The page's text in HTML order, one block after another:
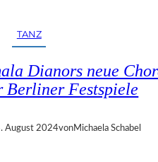
TANZ
Dianors neue
Berliner Festspiele
August 2024vonMichaela Schabel